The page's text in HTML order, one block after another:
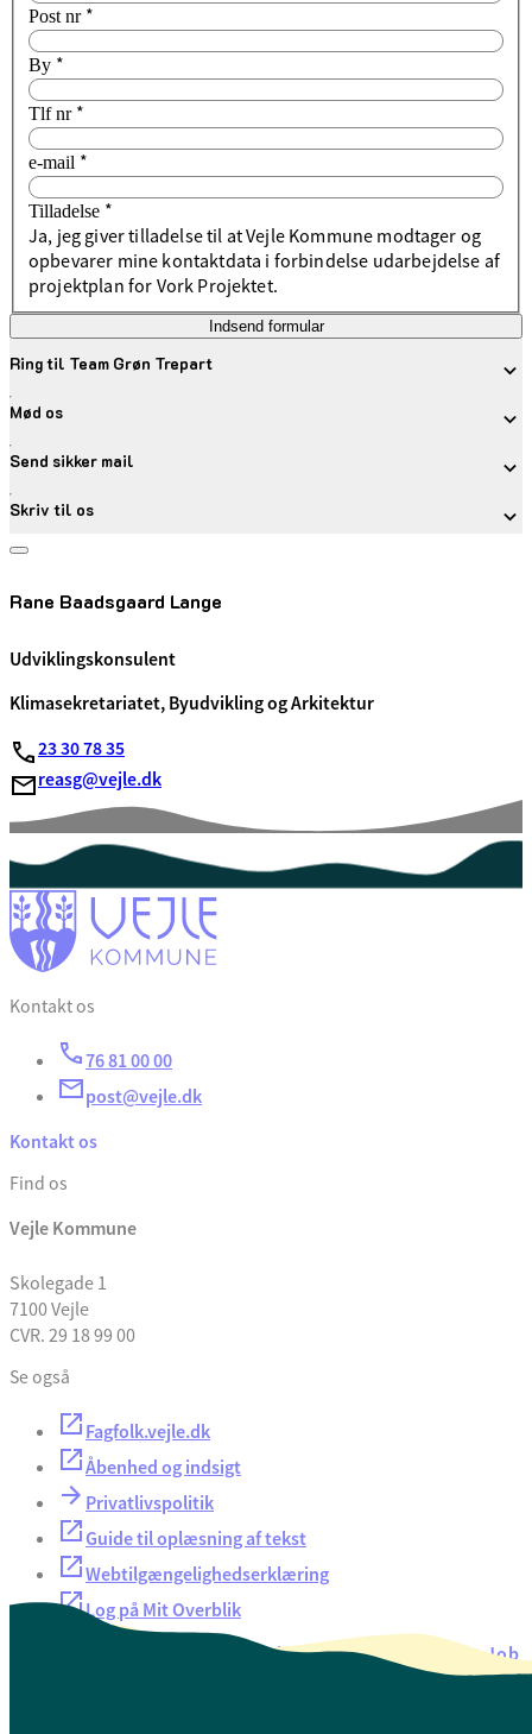
Post nr *
By *
Tlf nr *
e-mail *
Tilladelse *
Ja, jeg giver tilladelse til at Vejle Kommune modtager og
opbevarer mine kontaktdata i forbindelse udarbejdelse af
projektplan for Vork Projektet.
Indsend formular
Ring til Team Grøn Trepart
Mød os
Send sikker mail
Skriv til os
Rane Baadsgaard Lange
Udviklingskonsulent
Klimasekretariatet, Byudvikling og Arkitektur
23 30 78 35
reasg@vejle.dk
Kontakt os
76 81 00 00
post@vejle.dk
Kontakt os
Find os
Vejle Kommune
Skolegade 1
7100 Vejle
CVR. 29 18 99 00
Se også
Fagfolk.vejle.dk
Åbenhed og indsigt
Privatlivspolitik
Guide til oplæsning af tekst
Webtilgængelighedserklæring
Log på Mit Overblik
Oversigt over selvbetjeningJob